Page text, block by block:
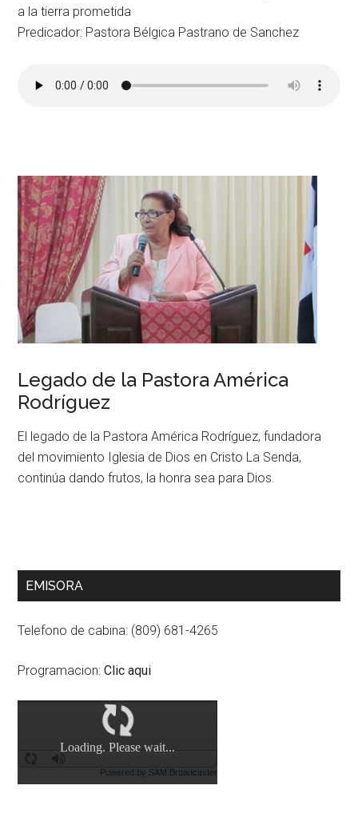
a la tierra prometida
Predicador: Pastora Bélgica Pastrano de Sanchez
Legado de la Pastora América
Rodríguez
El legado de la Pastora América Rodríguez, fundadora
del movimiento Iglesia de Dios en Cristo La Senda,
continúa dando frutos, la honra sea para Dios.
Primary
EMISORA
Telefono de cabina: (809) 681-4265
Programacion:Clic aqui